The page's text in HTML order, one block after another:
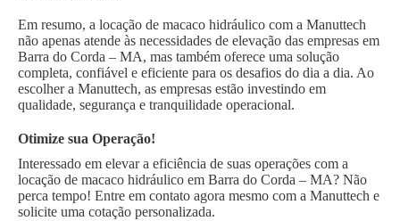
Em resumo, a locação de macaco hidráulico com a Manuttech
não apenas atende às necessidades de elevação das empresas em
Barra do Corda – MA, mas também oferece uma solução
completa, confiável e eficiente para os desafios do dia a dia. Ao
escolher a Manuttech, as empresas estão investindo em
qualidade, segurança e tranquilidade operacional.
Otimize sua Operação!
Interessado em elevar a eficiência de suas operações com a
locação de macaco hidráulico em Barra do Corda – MA? Não
perca tempo! Entre em contato agora mesmo com a Manuttech e
solicite uma cotação personalizada.